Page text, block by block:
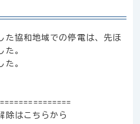
た協和地域での停電は、先ほ
た。
た。
除はこちらから